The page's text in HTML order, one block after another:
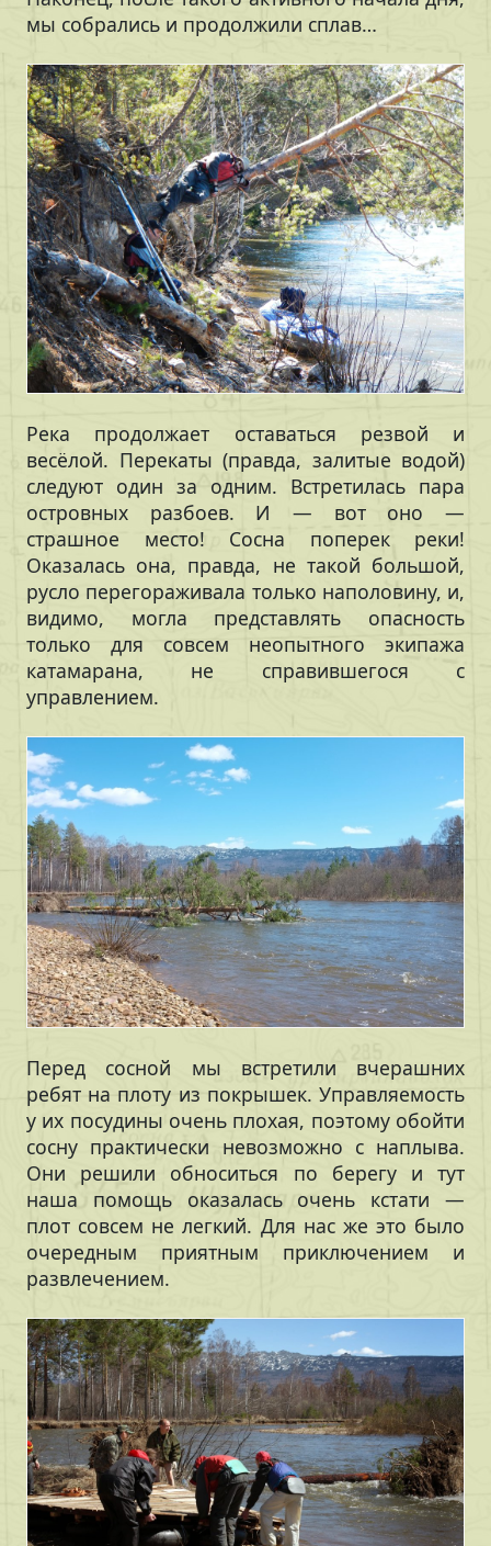
мы собрались и продолжили сплав…
Река продолжает оставаться резвой и
весёлой. Перекаты (правда, залитые водой)
следуют один за одним. Встретилась пара
островных разбоев. И — вот оно —
страшное место! Сосна поперек реки!
Оказалась она, правда, не такой большой,
русло перегораживала только наполовину, и,
видимо, могла представлять опасность
только для совсем неопытного экипажа
катамарана, не справившегося с
управлением.
Перед сосной мы встретили вчерашних
ребят на плоту из покрышек. Управляемость
у их посудины очень плохая, поэтому обойти
сосну практически невозможно с наплыва.
Они решили обноситься по берегу и тут
наша помощь оказалась очень кстати —
плот совсем не легкий. Для нас же это было
очередным приятным приключением и
развлечением.